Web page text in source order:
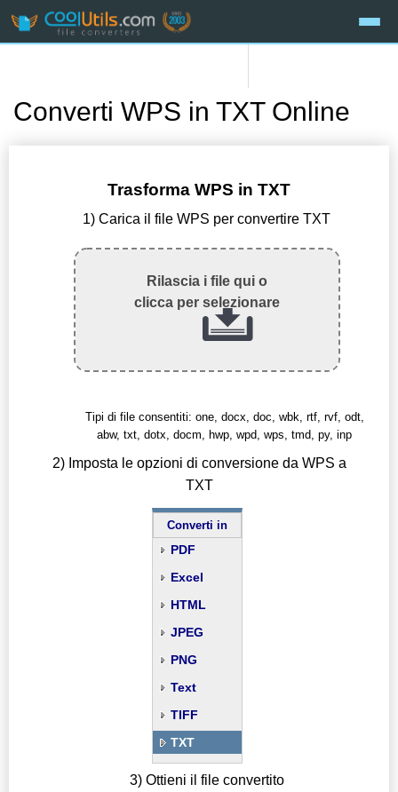
Converti WPS in TXT Online
Trasforma WPS in TXT
1) Carica il file WPS per convertire TXT
Rilascia i file qui o
clicca per selezionare
Tipi di file consentiti: one, docx, doc, wbk, rtf, rvf, odt,
abw, txt, dotx, docm, hwp, wpd, wps, tmd, py, inp
2) Imposta le opzioni di conversione da WPS a
TXT
Converti in
PDF
Excel
HTML
JPEG
PNG
Text
TIFF
TXT
3) Ottieni il file convertito